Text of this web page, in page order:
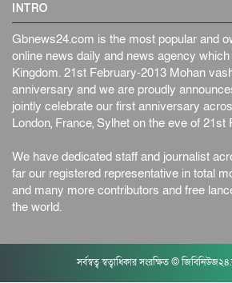
INTRO
Gbnews24.com is the most popular and
online news daily and news agency
Kingdom. 21st February-2013 Mohan
anniversary and we are proudly
jointly celebrate our first anniversary
London, France, Sylhet on the eve of 21st
We have dedicated staff and journalist
far our registered representative in total
and many more contributors and free
the world.
সর্বস্বত্ব স্বত্বাধিকার সংরক্ষিত ©